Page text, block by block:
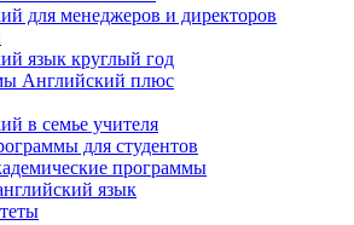
для менеджеров и директоров
язык круглый год
Английский плюс
в семье учителя
для студентов
программы
язык